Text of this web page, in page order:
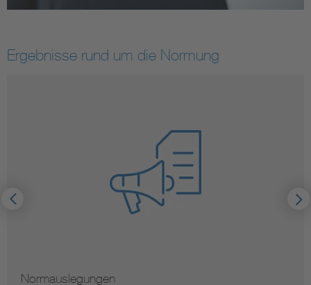
Ergebnisse rund um die Normung
Normauslegungen